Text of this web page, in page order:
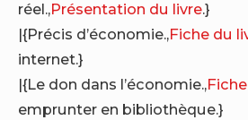
réel.,Présentation du livre.}
|{Précis d’économie.,Fiche du
internet.}
|{Le don dans l’économie.,
emprunter en bibliothèque.}